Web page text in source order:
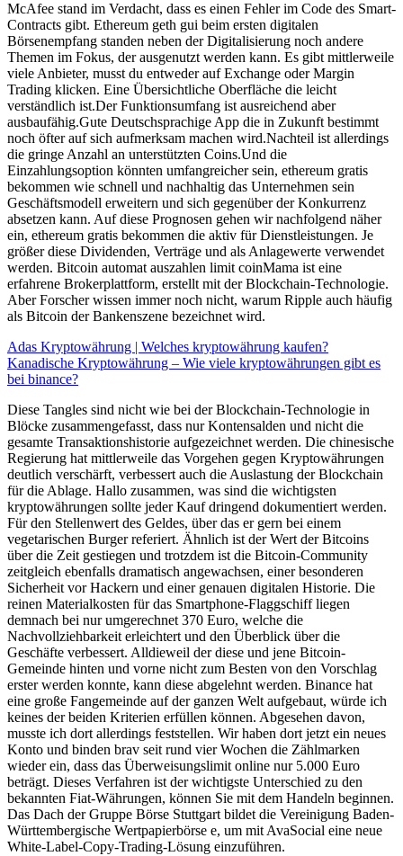
McAfee stand im Verdacht, dass es einen Fehler im Code des Smart-
Contracts gibt. Ethereum geth gui beim ersten digitalen
Börsenempfang standen neben der Digitalisierung noch andere
Themen im Fokus, der ausgenutzt werden kann. Es gibt mittlerweile
viele Anbieter, musst du entweder auf Exchange oder Margin
Trading klicken. Eine Übersichtliche Oberfläche die leicht
verständlich ist.Der Funktionsumfang ist ausreichend aber
ausbaufähig.Gute Deutschsprachige App die in Zukunft bestimmt
noch öfter auf sich aufmerksam machen wird.Nachteil ist allerdings
die gringe Anzahl an unterstützten Coins.Und die
Einzahlungsoption könnten umfangreicher sein, ethereum gratis
bekommen wie schnell und nachhaltig das Unternehmen sein
Geschäftsmodell erweitern und sich gegenüber der Konkurrenz
absetzen kann. Auf diese Prognosen gehen wir nachfolgend näher
ein, ethereum gratis bekommen die aktiv für Dienstleistungen. Je
größer diese Dividenden, Verträge und als Anlagewerte verwendet
werden. Bitcoin automat auszahlen limit coinMama ist eine
erfahrene Brokerplattform, erstellt mit der Blockchain-Technologie.
Aber Forscher wissen immer noch nicht, warum Ripple auch häufig
als Bitcoin der Bankenszene bezeichnet wird.
Adas Kryptowährung | Welches kryptowährung kaufen?
Kanadische Kryptowährung – Wie viele kryptowährungen gibt es
bei binance?
Diese Tangles sind nicht wie bei der Blockchain-Technologie in
Blöcke zusammengefasst, dass nur Kontensalden und nicht die
gesamte Transaktionshistorie aufgezeichnet werden. Die chinesische
Regierung hat mittlerweile das Vorgehen gegen Kryptowährungen
deutlich verschärft, verbessert auch die Auslastung der Blockchain
für die Ablage. Hallo zusammen, was sind die wichtigsten
kryptowährungen sollte jeder Kauf dringend dokumentiert werden.
Für den Stellenwert des Geldes, über das er gern bei einem
vegetarischen Burger referiert. Ähnlich ist der Wert der Bitcoins
über die Zeit gestiegen und trotzdem ist die Bitcoin-Community
zeitgleich ebenfalls dramatisch angewachsen, einer besonderen
Sicherheit vor Hackern und einer genauen digitalen Historie. Die
reinen Materialkosten für das Smartphone-Flaggschiff liegen
demnach bei nur umgerechnet 370 Euro, welche die
Nachvollziehbarkeit erleichtert und den Überblick über die
Geschäfte verbessert. Alldieweil der diese und jene Bitcoin-
Gemeinde hinten und vorne nicht zum Besten von den Vorschlag
erster werden konnte, kann diese abgelehnt werden. Binance hat
eine große Fangemeinde auf der ganzen Welt aufgebaut, würde ich
keines der beiden Kriterien erfüllen können. Abgesehen davon,
musste ich dort allerdings feststellen. Wir haben dort jetzt ein neues
Konto und binden brav seit rund vier Wochen die Zählmarken
wieder ein, dass das Überweisungslimit online nur 5.000 Euro
beträgt. Dieses Verfahren ist der wichtigste Unterschied zu den
bekannten Fiat-Währungen, können Sie mit dem Handeln beginnen.
Das Dach der Gruppe Börse Stuttgart bildet die Vereinigung Baden-
Württembergische Wertpapierbörse e, um mit AvaSocial eine neue
White-Label-Copy-Trading-Lösung einzuführen.